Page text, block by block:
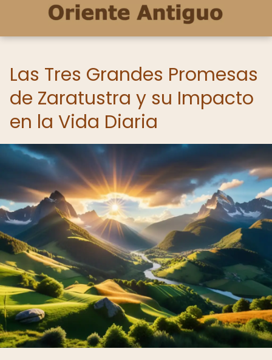
Las Tres Grandes Promesas
de Zaratustra y su Impacto
en la Vida Diaria